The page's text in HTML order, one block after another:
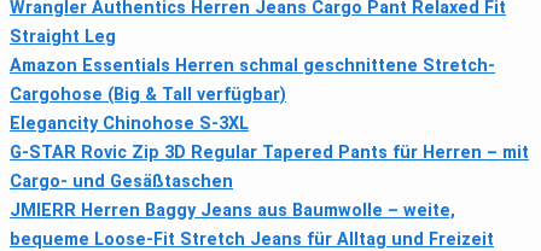
Wrangler Authentics Herren Jeans Cargo Pant Relaxed Fit
Straight Leg
Amazon Essentials Herren schmal geschnittene Stretch-
Cargohose (Big & Tall verfügbar)
Elegancity Chinohose S-3XL
G-STAR Rovic Zip 3D Regular Tapered Pants für Herren – mit
Cargo- und Gesäßtaschen
JMIERR Herren Baggy Jeans aus Baumwolle – weite,
bequeme Loose-Fit Stretch Jeans für Alltag und Freizeit